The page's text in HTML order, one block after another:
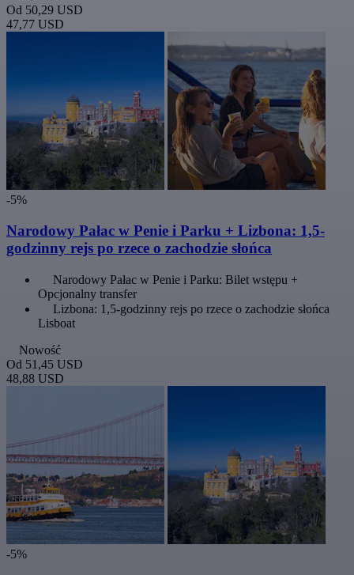
Od 50,29 USD
47,77 USD
-5%
Narodowy Pałac w Penie i Parku + Lizbona: 1,5-
godzinny rejs po rzece o zachodzie słońca
Narodowy Pałac w Penie i Parku: Bilet wstępu +
Opcjonalny transfer
Lizbona: 1,5-godzinny rejs po rzece o zachodzie słońca
Lisboat
Nowość
Od 51,45 USD
48,88 USD
-5%